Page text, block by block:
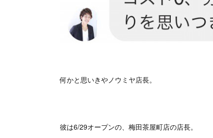
何かと思いきやノウミヤ店長。
彼は6/29オープンの、梅田茶屋町店の店長。